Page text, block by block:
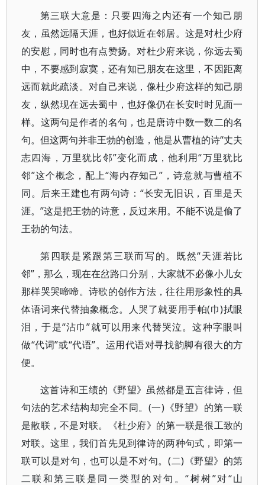
第三联大意是：只要四海之内还有一个知己朋
友，虽然远隔天涯，也好似近在邻居。这是对杜少府
的安慰，同时也有点赞扬。对杜少府来说，你远去蜀
中，不要感到寂寞，还有知已朋友在这里，不因距离
远而就此疏淡。对自己来说，像杜少府这样的知己朋
友，纵然现在远去蜀中，也好像仍在长安时时见面一
样。这两句是作者的名句，也是唐诗中数一数二的名
句。但这两句并非王勃的创造，他是从曹植的诗“丈夫
志四海，万里犹比邻”变化而成，他利用“万里犹比
邻”这个概念，配上“海内存知己”，诗意就与曹植不
同。后来王建也有两句诗：“长安无旧识，百里是天
涯。”这是把王勃的诗意，反过来用。不能不说是偷了
王勃的句法。
第四联是紧跟第三联而写的。既然“天涯若比
邻”，那么，现在在岔路口分别，大家就不必像小儿女
那样哭哭啼啼。诗歌的创作方法，往往用形象性的具
体语词来代替抽象概念。人哭了就要用手帕(巾)拭眼
泪，于是“沾巾”就可以用来代替哭泣。这种字眼叫
做“代词”或“代语”。运用代语对寻找韵脚有很大的方
便。
这首诗和王绩的《野望》虽然都是五言律诗，但
句法的艺术结构却完全不同。(一)《野望》的第一联
是散联，不是对联。《杜少府》的第一联是很工致的
对联。这里，我们首先见到律诗的两种句式，即第一
联可以是对句，也可以是不对句。(二)《野望》的第
二联和第三联是同一类型的对句。“树树”对“山